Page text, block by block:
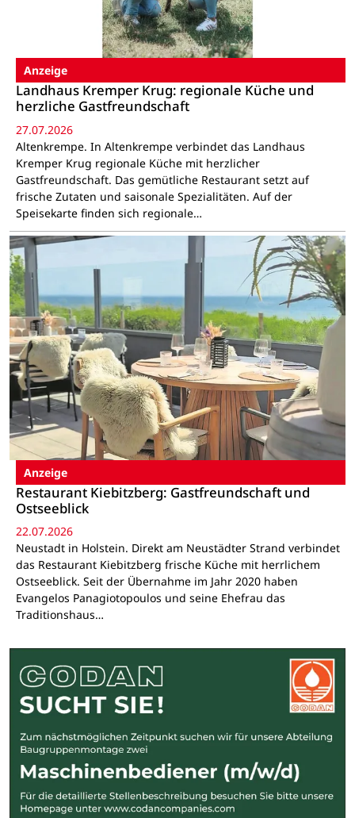
Anzeige
Landhaus Kremper Krug: regionale Küche und
herzliche Gastfreundschaft
27.07.2026
Altenkrempe. In Altenkrempe verbindet das Landhaus
Kremper Krug regionale Küche mit herzlicher
Gastfreundschaft. Das gemütliche Restaurant setzt auf
frische Zutaten und saisonale Spezialitäten. Auf der
Speisekarte finden sich regionale…
Anzeige
Restaurant Kiebitzberg: Gastfreundschaft und
Ostseeblick
22.07.2026
Neustadt in Holstein. Direkt am Neustädter Strand verbindet
das Restaurant Kiebitzberg frische Küche mit herrlichem
Ostseeblick. Seit der Übernahme im Jahr 2020 haben
Evangelos Panagiotopoulos und seine Ehefrau das
Traditionshaus…